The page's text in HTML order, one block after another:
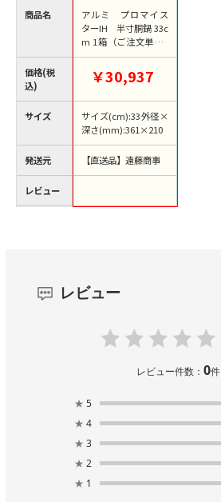
商品名
価格(税
込)
サイズ
発送元
レビュー
アルミ プロマイス
ターIH 半寸胴鍋 33c
m 1箱（ご注文単位1
箱）【直送品】
￥30,937
サイズ(cm):33外径×
深さ(mm):361×210
【直送品】遠藤商事
レビュー
レビュー件数：0件
★ 5
★ 4
★ 3
★ 2
★ 1